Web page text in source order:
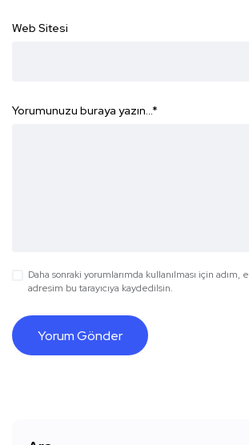
Web Sitesi
Yorumunuzu buraya yazın...*
Daha sonraki yorumlarımda kullanılması için
adresim bu tarayıcıya kaydedilsin.